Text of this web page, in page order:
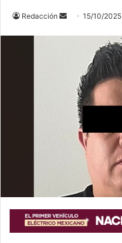
Redacción
Send15/10/2025